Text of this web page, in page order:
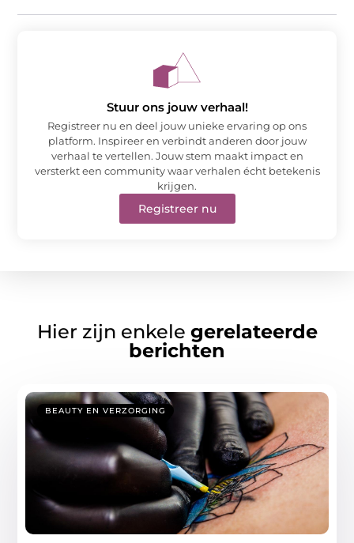
Stuur ons jouw verhaal!
Registreer nu en deel jouw unieke ervaring op ons
platform. Inspireer en verbindt anderen door jouw
verhaal te vertellen. Jouw stem maakt impact en
versterkt een community waar verhalen écht betekenis
krijgen.
Registreer nu
Hier zijn enkele gerelateerde
berichten
BEAUTY EN VERZORGING